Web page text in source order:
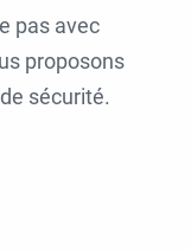
pas avec
proposons
sécurité.